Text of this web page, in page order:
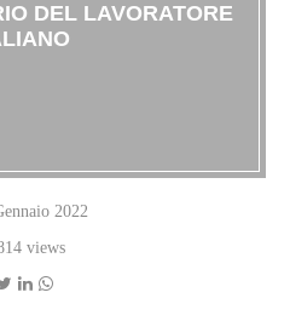
DEL LAVORATORE
2022
views